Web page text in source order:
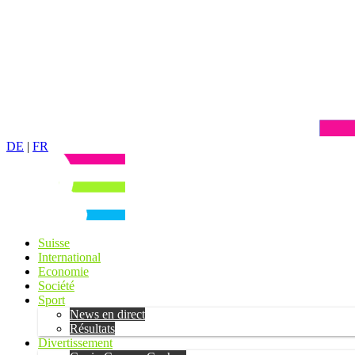
DE | FR
Suisse
International
Economie
Société
Sport
News en direct
Résultats
Divertissement